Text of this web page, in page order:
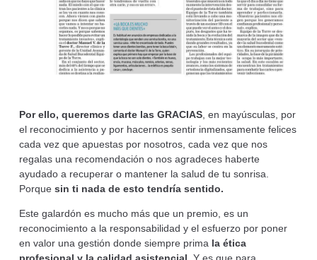
Por ello, queremos darte las GRACIAS , en mayúsculas, por
el reconocimiento y por hacernos sentir inmensamente felices
cada vez que apuestas por nosotros, cada vez que nos
regalas una recomendación o nos agradeces haberte
ayudado a recuperar o mantener la salud de tu sonrisa.
Porquesin ti nada de esto tendría sentido.
Este galardón es mucho más que un premio, es un
reconocimiento a la responsabilidad y el esfuerzo por poner
en valor una gestión donde siempre prima laética